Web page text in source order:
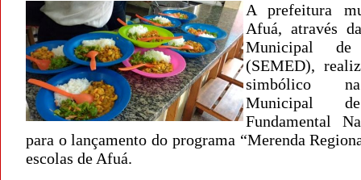
A prefeitura
Afuá, através
Municipal de
(SEMED),
simbólico
Municipal
Fundamental
para o lançamento do programa “Merenda
escolas de Afuá.